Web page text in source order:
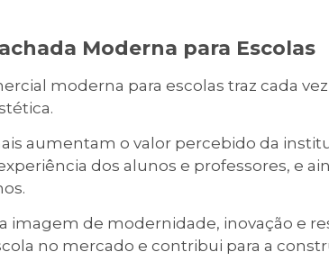
Moderna para Escolas
moderna para escolas traz cada
aumentam o valor percebido da
dos alunos e professores, e
imagem de modernidade, inovação e
no mercado e contribui para a